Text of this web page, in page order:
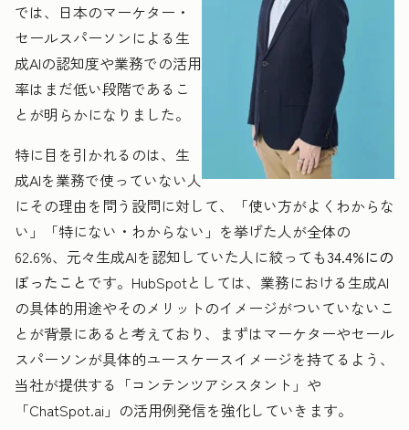
では、日本のマーケター・
セールスパーソンによる生
成AIの認知度や業務での活用
率はまだ低い段階であるこ
とが明らかになりました。
特に目を引かれるのは、生
成AIを業務で使っていない人
にその理由を問う設問に対して、「使い方がよくわからな
い」「特にない・わからない」を挙げた人が全体の
62.6%、元々生成AIを認知していた人に絞っても34.4%にの
ぼったこと です。HubSpotとしては、業務における生成AI
の具体的用途やそのメリットのイメージがついていないこ
とが背景にあると考えており、まずはマーケターやセール
スパーソンが具体的ユースケースイメージを持てるよう、
当社が提供する「コンテンツアシスタント」や
「ChatSpot.ai」の活用例発信を強化していきます。